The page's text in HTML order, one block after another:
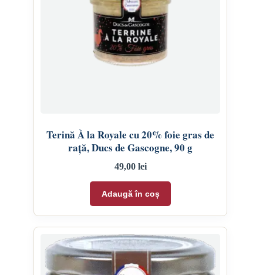
Terină À la Royale cu 20% foie gras de
rață, Ducs de Gascogne, 90 g
49,00 lei
Adaugă în coș